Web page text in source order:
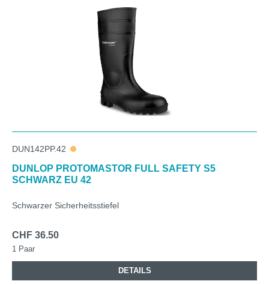
DUN142PP.42
DUNLOP PROTOMASTOR FULL SAFETY S5
SCHWARZ EU 42
Schwarzer Sicherheitsstiefel
CHF 36.50
1 Paar
DETAILS